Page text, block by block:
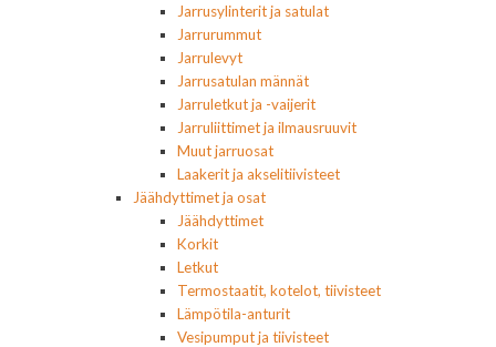
Jarrusylinterit ja satulat
Jarrurummut
Jarrulevyt
Jarrusatulan männät
Jarruletkut ja -vaijerit
Jarruliittimet ja ilmausruuvit
Muut jarruosat
Laakerit ja akselitiivisteet
Jäähdyttimet ja osat
Jäähdyttimet
Korkit
Letkut
Termostaatit, kotelot, tiivisteet
Lämpötila-anturit
Vesipumput ja tiivisteet